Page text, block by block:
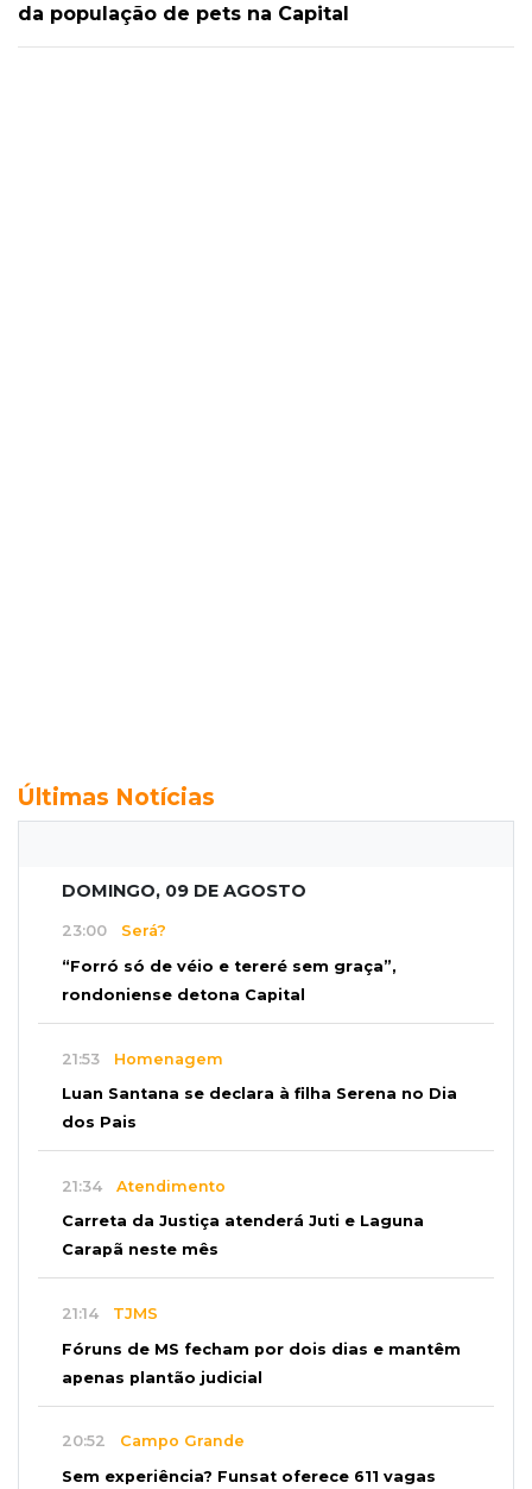
da população de pets na Capital
Últimas Notícias
DOMINGO, 09 DE AGOSTO
23:00 Será?
“Forró só de véio e tereré sem graça”,
rondoniense detona Capital
21:53 Homenagem
Luan Santana se declara à filha Serena no Dia
dos Pais
21:34 Atendimento
Carreta da Justiça atenderá Juti e Laguna
Carapã neste mês
21:14 TJMS
Fóruns de MS fecham por dois dias e mantêm
apenas plantão judicial
20:52 Campo Grande
Sem experiência? Funsat oferece 611 vagas